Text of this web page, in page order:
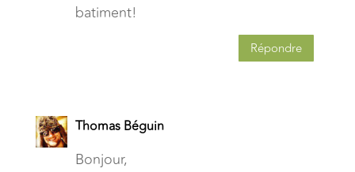
batiment!
Répondre
Thomas Béguin
Bonjour,